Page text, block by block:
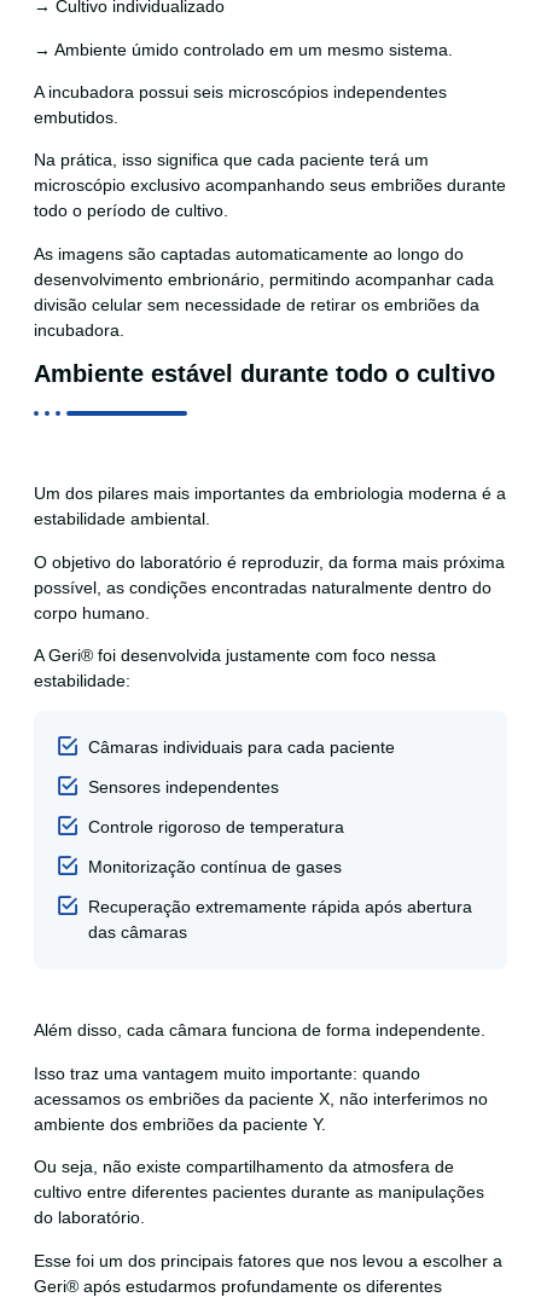
→ Cultivo individualizado
→ Ambiente úmido controlado em um mesmo sistema.
A incubadora possui seis microscópios independentes
embutidos.
Na prática, isso significa que cada paciente terá um
microscópio exclusivo acompanhando seus embriões durante
todo o período de cultivo.
As imagens são captadas automaticamente ao longo do
desenvolvimento embrionário, permitindo acompanhar cada
divisão celular sem necessidade de retirar os embriões da
incubadora.
Ambiente estável durante todo o cultivo
Um dos pilares mais importantes da embriologia moderna é a
estabilidade ambiental.
O objetivo do laboratório é reproduzir, da forma mais próxima
possível, as condições encontradas naturalmente dentro do
corpo humano.
A Geri® foi desenvolvida justamente com foco nessa
estabilidade:
Câmaras individuais para cada paciente
Sensores independentes
Controle rigoroso de temperatura
Monitorização contínua de gases
Recuperação extremamente rápida após abertura
das câmaras
Além disso, cada câmara funciona de forma independente.
Isso traz uma vantagem muito importante: quando
acessamos os embriões da paciente X, não interferimos no
ambiente dos embriões da paciente Y.
Ou seja, não existe compartilhamento da atmosfera de
cultivo entre diferentes pacientes durante as manipulações
do laboratório.
Esse foi um dos principais fatores que nos levou a escolher a
Geri® após estudarmos profundamente os diferentes